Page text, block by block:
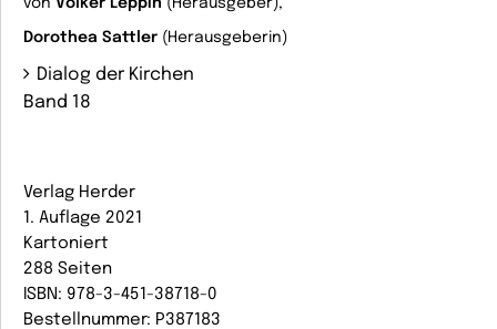
von Volker Leppin (Herausgeber),
Dorothea Sattler (Herausgeberin)
Dialog der Kirchen
Band 18
Verlag Herder
1. Auflage 2021
Kartoniert
288 Seiten
ISBN: 978-3-451-38718-0
Bestellnummer: P387183